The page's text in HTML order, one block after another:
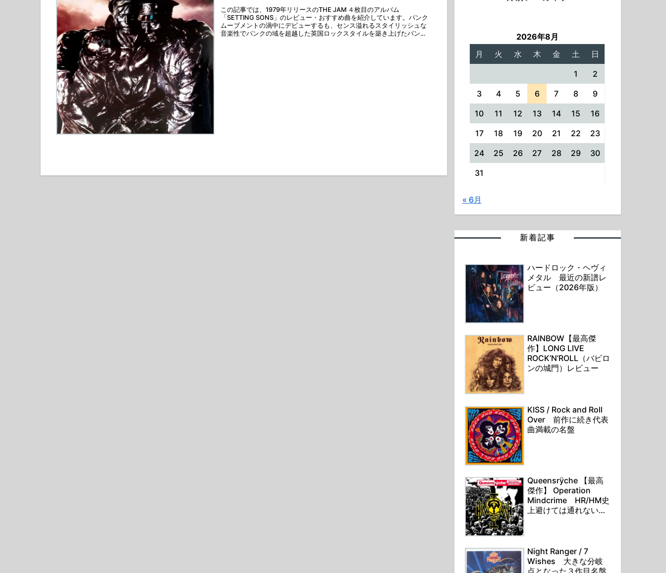
この記事では、1979年リリースのTHE JAM ４枚目のアルバム
「SETTING SONS」のレビュー・おすすめ曲を紹介しています。パンク
ムーブメントの渦中にデビューするも、センス溢れるスタイリッシュな
音楽性でパンクの域を超越した英国ロックスタイルを築き上げたバンド
2026年8月
月
火 水 木 金 土
日
1
2
3
4 5 6 7 8
9
10
11 12 13 14 15
16
17
18 19 20 21 22
23
24
25 26 27 28 29
30
31
« 6月
新着記事
ハードロック・ヘヴィ
メタル 最近の新譜レ
ビュー（2026年版）
RAINBOW【最高傑
作】LONG LIVE
ROCK’N’ROLL（バビロ
ンの城門）レビュー
KISS / Rock and Roll
Over 前作に続き代表
曲満載の名盤
Queensrÿche 【最高
傑作】 Operation
Mindcrime HR/HM史
上避けては通れない通
Night Ranger / 7
Wishes 大きな分岐